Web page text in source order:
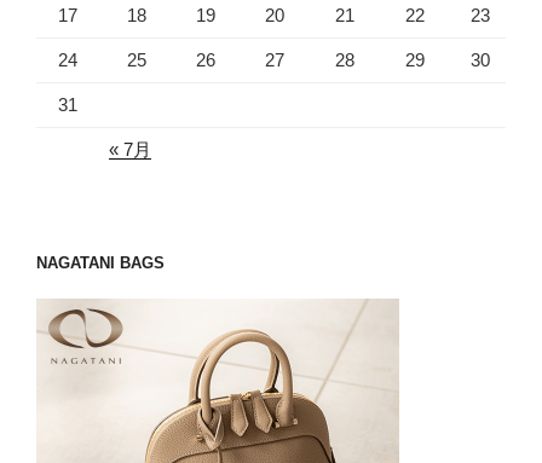
17 18 19 20 21 22 23
24 25 26 27 28 29 30
31
« 7月
NAGATANI BAGS